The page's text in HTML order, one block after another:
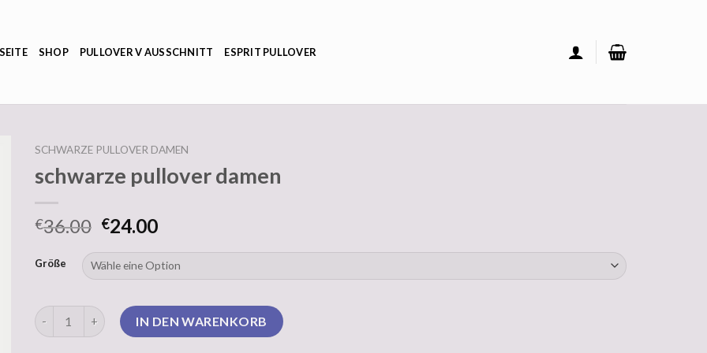
SHOP PULLOVER V AUSSCHNITT ESPRIT PULLOVER
SCHWARZE PULLOVER DAMEN
schwarze pullover damen
€36.00 €24.00
Größe
schwarze pullover damen MengeIN DEN WARENKORB